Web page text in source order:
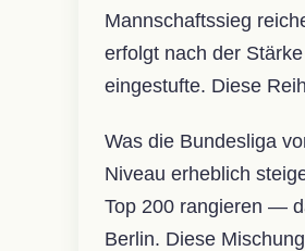
Mannschaftssieg
erfolgt nach der
eingestufte. Diese
Was die Bundesliga
Niveau erheblich
Top 200 rangieren —
Berlin. Diese